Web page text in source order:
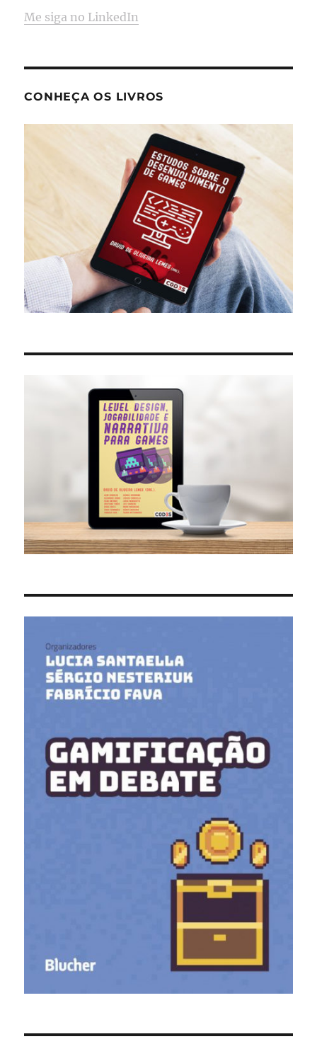
Me siga no LinkedIn
CONHEÇA OS LIVROS